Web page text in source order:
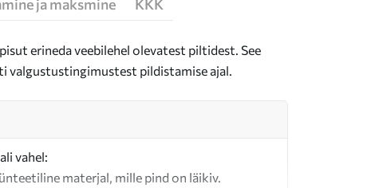
ja maksmine KKK
erineda veebilehel olevatest piltidest. See
valgustustingimustest pildistamise ajal.
vahel:
materjal, mille pind on läikiv.